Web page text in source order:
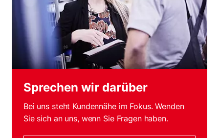
Sprechen wir darüber
Bei uns steht Kundennähe im Fokus. Wenden
Sie sich an uns, wenn Sie Fragen haben.